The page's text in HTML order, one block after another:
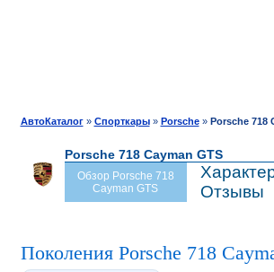
АвтоКаталог» Спорткары» Porsche» Porsche 718
Porsche 718 Cayman GTS
Обзор Porsche 718
Cayman GTS
Отзывы
Поколения Porsche 718